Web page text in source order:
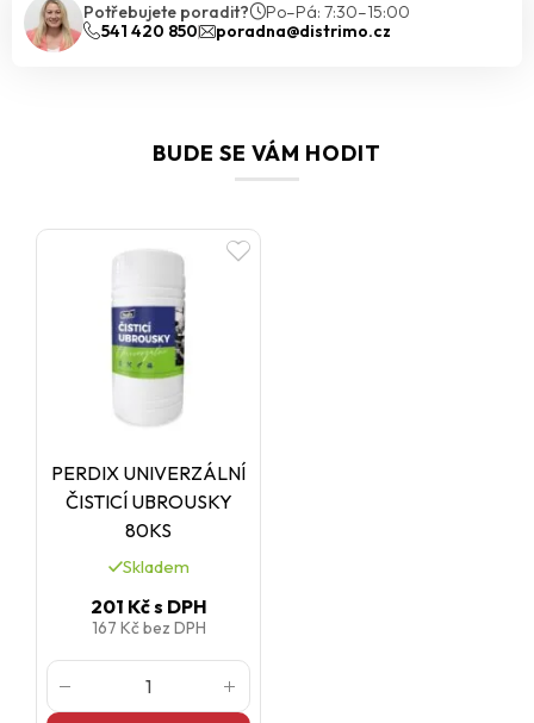
Potřebujete poradit?
Po–Pá: 7:30–15:00
541 420 850
poradna@distrimo.cz
BUDE SE VÁM HODIT
PERDIX UNIVERZÁLNÍ
ČISTICÍ UBROUSKY
80KS
Skladem
201 Kčs DPH
167 Kčbez DPH